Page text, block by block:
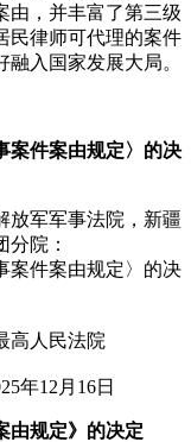
由，并丰富了第三级
民律师可代理的案件
入国家发展大局。
件案由规定〉的决
放军军事法院，新疆
院：
件案由规定〉的决
院
日
由规定》的决定